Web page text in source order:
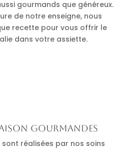
gourmands que généreux.
de notre enseigne, nous
recette pour vous offrir le
dans votre assiette.
gourmandes
réalisées par nos soins